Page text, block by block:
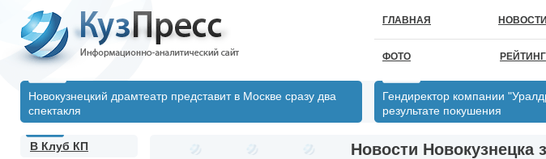
ГЛАВНАЯ НОВОСТИ
ФОТО РЕЙТИНГ
Новокузнецкий драмтеатр представит в Москве сразу два
спектакля
Гендиректор компании
результате покушения
В Клуб КП Новости Новокузнецка